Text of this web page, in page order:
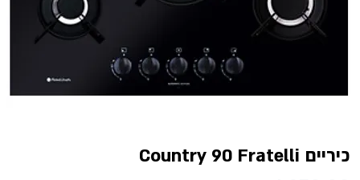
כיריים Country 90 Fratelli